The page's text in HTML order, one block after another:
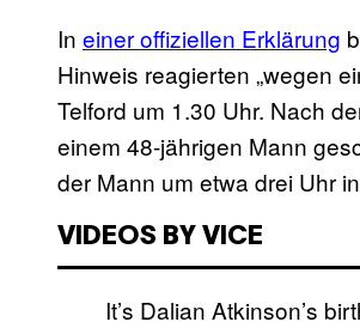
In einer offiziellen Erklärung
Hinweis reagierten „wegen
Telford um 1.30 Uhr. Nach
einem 48-jährigen Mann
der Mann um etwa drei Uhr
VIDEOS BY VICE
It’s Dalian Atkinson’s